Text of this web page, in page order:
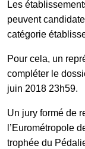
Résultats
Les
FAQ
Les
peuvent
catégorie
Pour cela, un
compléter le
juin 2018 23h59.
Un jury formé de
l’Eurométropole
trophée du